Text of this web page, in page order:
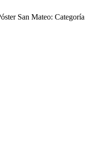
San Mateo: Categoría